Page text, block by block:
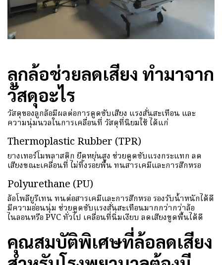
ลูกล้อช่วยลดเสียง ทำมาจาก
วัสดุอะไร
วัสดุของลูกล้อมีผลต่อการดูดซับเสียง แรงสั่นสะเทือน และ
ความนุ่มนวลในการเคลื่อนที่ วัสดุที่นิยมใช้ ได้แก่
Thermoplastic Rubber (TPR)
ยางเทอร์โมพลาสติก ยืดหยุ่นสูง ช่วยดูดซับแรงกระแทก ลด
เสียงขณะเคลื่อนที่ ไม่ทิ้งรอยพื้น ทนสารเคมีและการสึกหรอ
Polyurethane (PU)
ล้อโพลียูรีเทน ทนต่อสารเคมีและการสึกหรอ รองรับน้ำหนักได้ดี
มีความอ่อนนุ่ม ช่วยดูดซับแรงสั่นสะเทือนมากกว่ากว่าล้อ
ไนลอนหรือ PVC ทั่วไป เคลื่อนที่นิ่มเงียบ ลดเสียงขูดพื้นได้ดี
คุณสมบัติพิเศษที่ล้อลดเสียง